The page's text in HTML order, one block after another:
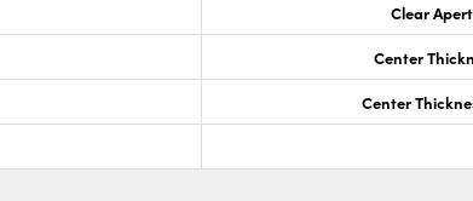
Clear
Center
Center